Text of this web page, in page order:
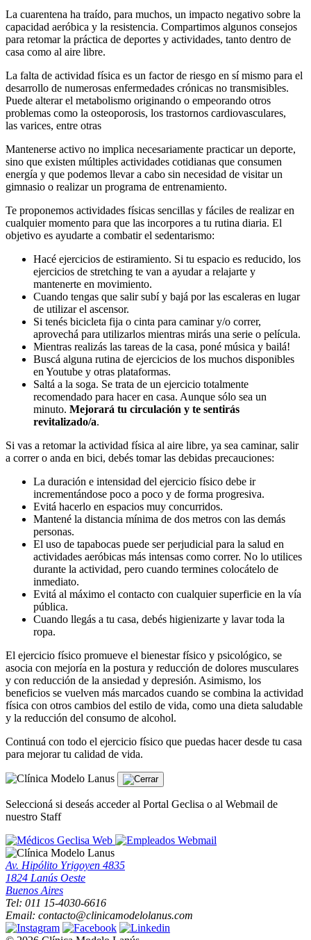
La cuarentena ha traído, para muchos, un impacto negativo sobre la
capacidad aeróbica y la resistencia. Compartimos algunos consejos
para retomar la práctica de deportes y actividades, tanto dentro de
casa como al aire libre.
La falta de actividad física es un factor de riesgo en sí mismo para el
desarrollo de numerosas enfermedades crónicas no transmisibles.
Puede alterar el metabolismo originando o empeorando otros
problemas como la osteoporosis, los trastornos cardiovasculares,
las varices, entre otras
Mantenerse activo no implica necesariamente practicar un deporte,
sino que existen múltiples actividades cotidianas que consumen
energía y que podemos llevar a cabo sin necesidad de visitar un
gimnasio o realizar un programa de entrenamiento.
Te proponemos actividades físicas sencillas y fáciles de realizar en
cualquier momento para que las incorpores a tu rutina diaria. El
objetivo es ayudarte a combatir el sedentarismo:
Hacé ejercicios de estiramiento. Si tu espacio es reducido, los
ejercicios de stretching te van a ayudar a relajarte y
mantenerte en movimiento.
Cuando tengas que salir subí y bajá por las escaleras en lugar
de utilizar el ascensor.
Si tenés bicicleta fija o cinta para caminar y/o correr,
aprovechá para utilizarlos mientras mirás una serie o película.
Mientras realizás las tareas de la casa, poné música y bailá!
Buscá alguna rutina de ejercicios de los muchos disponibles
en Youtube y otras plataformas.
Saltá a la soga. Se trata de un ejercicio totalmente
recomendado para hacer en casa. Aunque sólo sea un
minuto. Mejorará tu circulación y te sentirás
revitalizado/a.
Si vas a retomar la actividad física al aire libre, ya sea caminar, salir
a correr o anda en bici, debés tomar las debidas precauciones:
La duración e intensidad del ejercicio físico debe ir
incrementándose poco a poco y de forma progresiva.
Evitá hacerlo en espacios muy concurridos.
Mantené la distancia mínima de dos metros con las demás
personas.
El uso de tapabocas puede ser perjudicial para la salud en
actividades aeróbicas más intensas como correr. No lo utilices
durante la actividad, pero cuando termines colocátelo de
inmediato.
Evitá al máximo el contacto con cualquier superficie en la vía
pública.
Cuando llegás a tu casa, debés higienizarte y lavar toda la
ropa.
El ejercicio físico promueve el bienestar físico y psicológico, se
asocia con mejoría en la postura y reducción de dolores musculares
y con reducción de la ansiedad y depresión. Asimismo, los
beneficios se vuelven más marcados cuando se combina la actividad
física con otros cambios del estilo de vida, como una dieta saludable
y la reducción del consumo de alcohol.
Continuá con todo el ejercicio físico que puedas hacer desde tu casa
para mejorar tu calidad de vida.
Seleccioná si deseás acceder al Portal Geclisa o al Webmail de
nuestro Staff
Geclisa Web
Webmail
Av. Hipólito Yrigoyen 4835
1824 Lanús Oeste
Buenos Aires
Tel: 011 15-4030-6616
Email: contacto@clinicamodelolanus.com